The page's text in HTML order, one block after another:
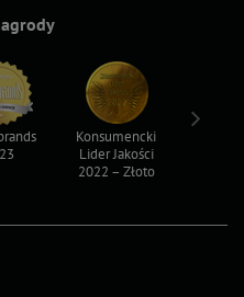
Konsumencki
Lider Jakości
2022 – Złoto